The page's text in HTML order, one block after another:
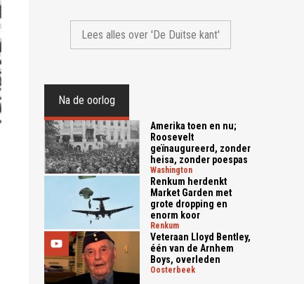
Lees alles over 'De Duitse kant'
Na de oorlog
Amerika toen en nu;
Roosevelt
geïnaugureerd, zonder
heisa, zonder poespas
washington
Renkum herdenkt
Market Garden met
grote dropping en
enorm koor
renkum
Veteraan Lloyd Bentley,
één van de Arnhem
Boys, overleden
oosterbeek